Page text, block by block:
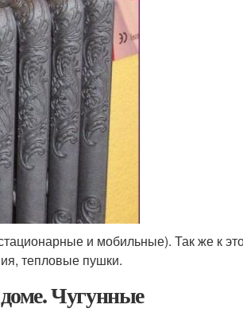
и мобильные). Так же к
тепловые пушки.
Чугунные